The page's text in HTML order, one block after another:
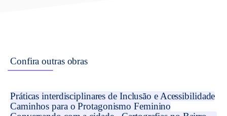
Confira outras obras
Práticas interdisciplinares de Inclusão e Acessibilidade
Caminhos para o Protagonismo Feminino